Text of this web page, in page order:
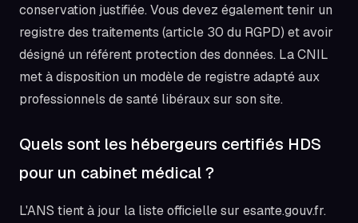
conservation justifiée. Vous devez également tenir un
registre des traitements (article 30 du RGPD) et avoir
désigné un référent protection des données. La CNIL
met à disposition un modèle de registre adapté aux
professionnels de santé libéraux sur son site.
Quels sont les hébergeurs certifiés HDS
pour un cabinet médical ?
L'ANS tient à jour la liste officielle sur esante.gouv.fr.